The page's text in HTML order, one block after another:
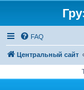
FAQ
Центральный сайт